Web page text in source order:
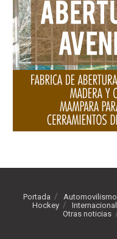
Portada Automovilismo
Hockey
Internacional
Otras noticias